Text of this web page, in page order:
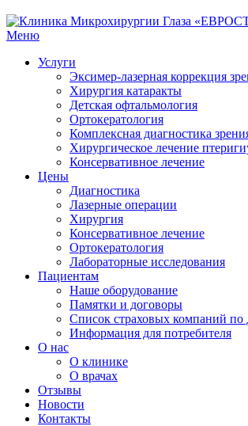
Меню
Услуги
Эксимер-лазерная коррекция
Хирургия катаракты
Детская офтальмология
Ортокератология
Комплексная диагностика
Хирургическое лечение
Консервативное лечение
Цены
Диагностика
Лазерные операции
Хирургия
Консервативное лечение
Ортокератология
Лабораторные исследования
Пациентам
Наше оборудование
Памятки и договоры
Список страховых компаний
Информация для потребителя
О нас
О клинике
О врачах
Отзывы
Новости
Контакты